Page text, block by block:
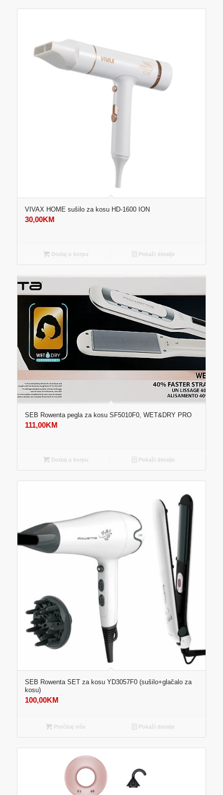
VIVAX HOME sušilo za kosu HD-1600 ION
30,00KM
Dodaj u korpu Pokaži detalje
SEB Rowenta pegla za kosu SF5010F0, WET&DRY PRO
111,00KM
Dodaj u korpu Pokaži detalje
SEB Rowenta SET za kosu YD3057F0 (sušilo+glačalo za
kosu)
100,00KM
Pročitaj više Pokaži detalje